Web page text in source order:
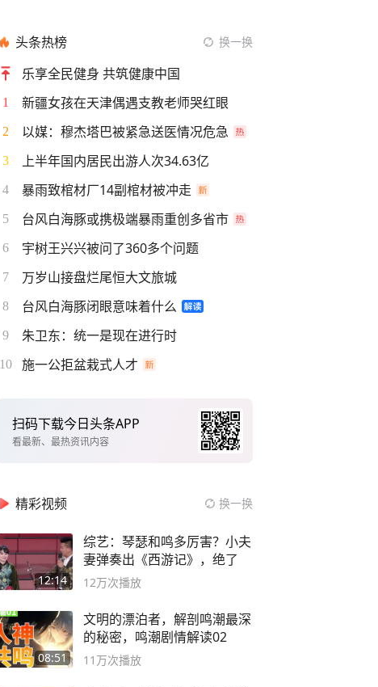
头条热榜 换一换
乐享全民健身 共筑健康中国
1 新疆女孩在天津偶遇支教老师哭红眼
2 以媒：穆杰塔巴被紧急送医情况危急
3 上半年国内居民出游人次34.63亿
4 暴雨致棺材厂14副棺材被冲走
5 台风白海豚或携极端暴雨重创多省市
6 宇树王兴兴被问了360多个问题
7 万岁山接盘烂尾恒大文旅城
8 台风白海豚闭眼意味着什么
9 朱卫东：统一是现在进行时
10 施一公拒盆栽式人才
扫码下载今日头条APP
看最新、最热资讯内容
精彩视频 换一换
12:14
综艺：琴瑟和鸣多厉害？小夫
妻弹奏出《西游记》，绝了
12万次播放
08:51
文明的漂泊者，解剖鸣潮最深
的秘密，鸣潮剧情解读02
11万次播放